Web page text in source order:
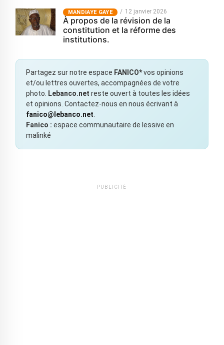
MANDIAYE GAYE 12 janvier 2026
À propos de la révision de la
constitution et la réforme des
institutions.
Partagez sur notre espace FANICO*vos opinions
et/ou lettres ouvertes, accompagnées de votre
photo.
Lebanco.net reste ouvert à toutes les idées
et opinions. Contactez-nous en nous écrivant à
fanico@lebanco.net
Fanico : espace communautaire de lessive en
malinké
PUBLICITÉ